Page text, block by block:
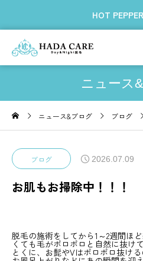
HOT
ニュース
ニュース&ブログ ブログ
ブログ 2026.07.09
お肌もお掃除中！！！
脱毛の施術をしてから1～2週間ほ
くても毛がポロポロと自然に抜け
とくに、お髭やVはポロポロ抜け